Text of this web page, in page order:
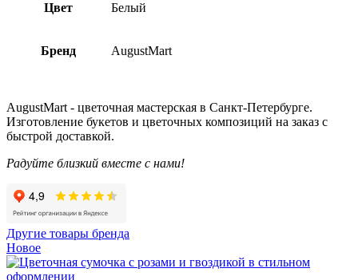
Цвет Белый
Бренд AugustMart
AugustMart - цветочная мастерская в Санкт-Петербурге.
Изготовление букетов и цветочных композиций на заказ c
быстрой доставкой.
Радуйте близкий вместе с нами!
Другие товары бренда
Новое